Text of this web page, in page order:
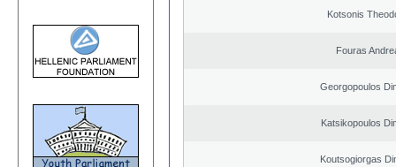
Kotsonis
Fouras
Georgopoulos
Katsikopoulos
Koutsogiorgas